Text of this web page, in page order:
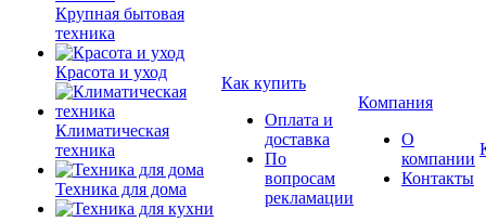
Крупная бытовая
техника
Красота и уход
Климатическая
техника
Техника для дома
Как купить
Оплата и
доставка
По
вопросам
рекламации
Компания
О
компании
Контакты